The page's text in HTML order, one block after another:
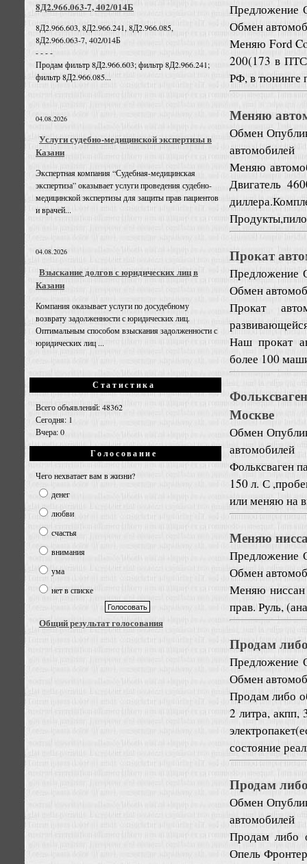
8Д2.966.063-7, 402/014Б
8Д2.966.603, 8Д2.966.241, 8Д2.966.085,
8Д2.966.063-7, 402/014Б
- - - -
Продам фильтр 8Д2.966.603; фильтр 8Д2.966.241;
фильтр 8Д2.966.085...
04.08.2026
Услуги судебно-медицинской экспертизы в
Казани
Экспертная компания “Судебная-медицинская
экспертиза” оказывает услуги проведения судебно-
медицинской экспертизы для защиты прав пациентов
и врачей...
04.08.2026
Взыскание долгов с юридических лиц в
Казани
Компания оказывает услуги по досудебному
возврату задолженности с юридических лиц.
Оптимальным способом взыскания задолженности с
юридических лиц ...
Статистика
Всего объявлений: 48362
Сегодня: 1
Вчера: 0
Голосование
Чего нехватает вам в жизни?
денег
любви
счастья
внимания
ума
нет в списке
Общий результат голосования
Предложение
Обмен
Меняю Ford
200(173 в
РФ, в тюнинге
Меняю
Обмен
автомобилей
Меняю
Двигатель
Прокат
Предложение
Обмен
Прокат
Наш прокат
более 100
Москве
Обмен
автомобилей
Фольксваген
150 л. С
или меняю на
Меняю
Предложение
Обмен
Меняю ниссан
прав. Руль,
Продам
Предложение
Обмен
Продам либо
2 литра,
состояние
Продам
Обмен
автомобилей
Продам либо
Опель